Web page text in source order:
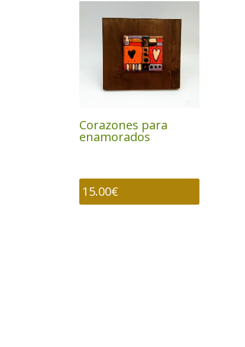
Corazones para
enamorados
15.00€